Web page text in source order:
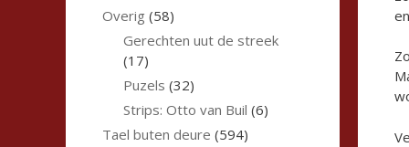
Overig (58)
Gerechten uut de streek
(17)
Puzels (32)
Strips: Otto van Buil (6)
Tael buten deure (594)